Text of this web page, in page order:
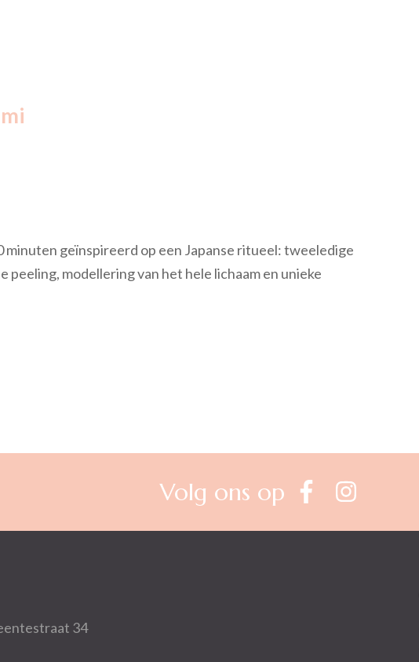
minuten geïnspireerd op een Japanse ritueel: tweeledige
peeling, modellering van het hele lichaam en unieke
Volg ons op
34